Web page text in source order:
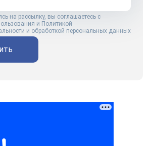
на рассылку, вы соглашаетесь с
и Политикой
и обработкой персональных данных